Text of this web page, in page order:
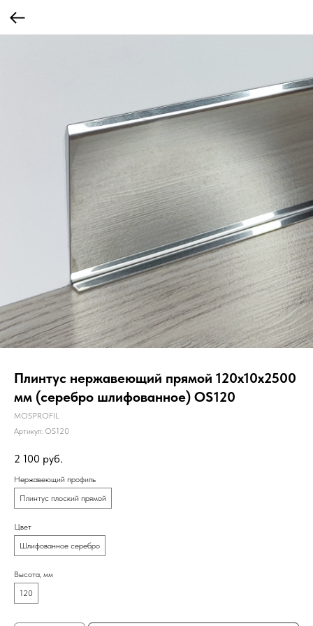
Плинтус нержавеющий прямой 120х10х2500
мм (серебро шлифованное) OS120
MOSPROFIL
Артикул: OS120
2 100 руб.
Нержавеющий профиль
Плинтус плоский прямой
Цвет
Шлифованное серебро
Высота, мм
120